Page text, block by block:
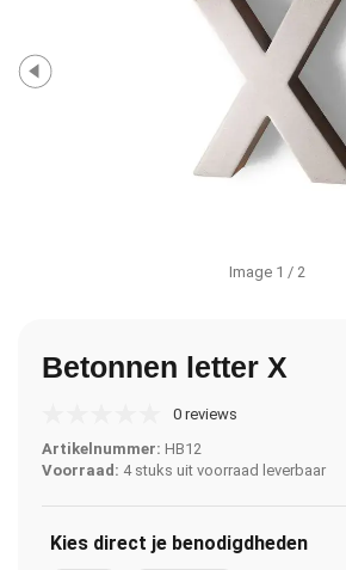
Image 1 / 2
Betonnen letter X
0 reviews
Artikelnummer: HB12
Voorraad: 4 stuks uit voorraad leverbaar
Kies direct je benodigdheden